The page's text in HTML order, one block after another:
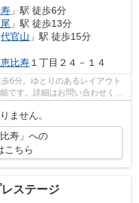
」駅 徒歩6分
」駅 徒歩13分
代官山 」駅 徒歩15分
恵比寿 １丁目２４－１４
6分。ゆとりのあるレイアウト
です。詳細はお問い合わせくだ
ません。
寿」への
こちら
ステージ